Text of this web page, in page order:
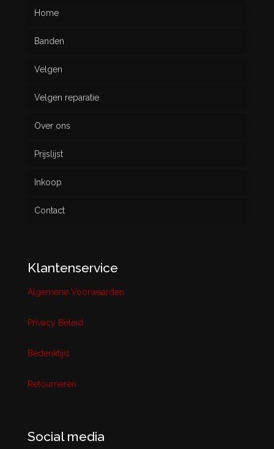
Home
Banden
Nieuw
Gebruikt
Velgen
Velgen reparatie
Over ons
Prijslijst
Inkoop
Contact
Klantenservice
Algemene Voorwaarden
Privacy Beleid
Bedenktijd
Retourneren
Social media